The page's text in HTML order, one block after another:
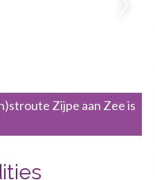
Zijpe aan Zee is